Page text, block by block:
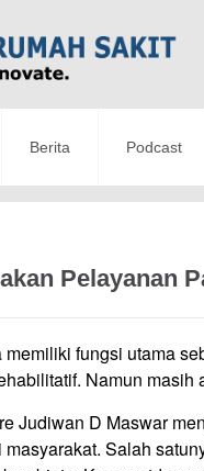
Berita Podcast
Pelayanan
fungsi utama
Namun
Judiwan D Maswar
Salah